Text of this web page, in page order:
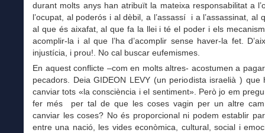
durant molts anys han atribuït la mateixa responsabilitat a
l’ocupat, al poderós i al dèbil, a l’assassí i a l’assassinat, al
al que és aixafat, al que fa la llei i té el poder i els
acomplir-la i al que l’ha d’acomplir sense haver-la fet.
injustícia, i prou!. No cal buscar eufemismes.
En aquest conflicte –com en molts altres- acostumen a
pecadors. Deia GIDEON LEVY (un periodista israelià ) que
canviar tots «la consciència i el sentiment». Però jo em
fer més per tal de que les coses vagin per un altre
canviar les coses? No és proporcional ni podem establir
entre una nació, les vides econòmica, cultural, social i